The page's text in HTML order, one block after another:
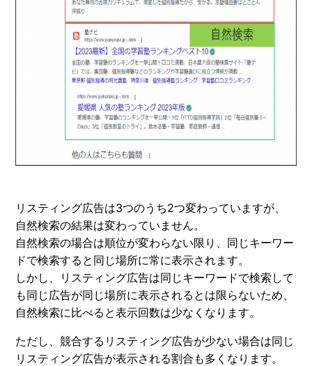
リスティング広告は3つのうち2つ変わっていますが、
自然検索の結果は変わっていません。
自然検索の場合は順位が変わらない限り、同じキーワー
ドで検索すると同じ場所に常に表示されます。
しかし、リスティング広告は同じキーワードで検索して
も同じ広告が同じ場所に表示されるとは限らないため、
自然検索に比べると表示回数は少なくなります。
ただし、競合するリスティング広告が少ない場合は同じ
リスティング広告が表示される割合も多くなります。